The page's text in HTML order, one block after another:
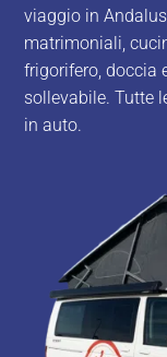
viaggio in
matrimoniali,
frigorifero, doccia
sollevabile. Tutte
in auto.